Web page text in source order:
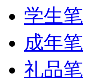
学生笔
成年笔
礼品笔